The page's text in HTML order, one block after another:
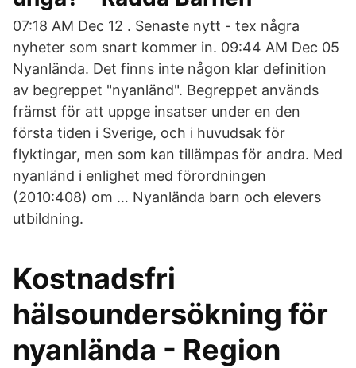
07:18 AM Dec 12 . Senaste nytt - tex några
nyheter som snart kommer in. 09:44 AM Dec 05
Nyanlända. Det finns inte någon klar definition
av begreppet "nyanländ". Begreppet används
främst för att uppge insatser under en den
första tiden i Sverige, och i huvudsak för
flyktingar, men som kan tillämpas för andra. Med
nyanländ i enlighet med förordningen
(2010:408) om … Nyanlända barn och elevers
utbildning.
Kostnadsfri
hälsoundersökning för
nyanlända - Region